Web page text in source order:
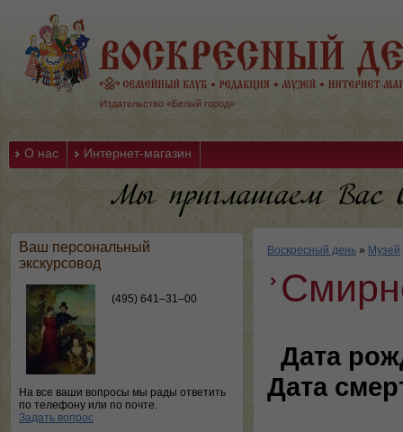
Издательство «Белый город»
О нас Интернет-магазин
Ваш персональный
экскурсовод
(495) 641–31–00
На все ваши вопросы мы рады ответить
по телефону или по почте.
Задать вопрос
Воскресный день » Музей
Дата
Дата